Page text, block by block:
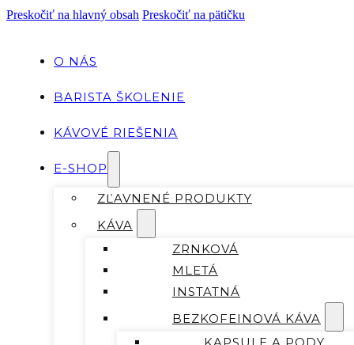
Preskočiť na hlavný obsah Preskočiť na pätičku
O NÁS
BARISTA ŠKOLENIE
KÁVOVÉ RIEŠENIA
E-SHOP
ZĽAVNENÉ PRODUKTY
KÁVA
ZRNKOVÁ
MLETÁ
INSTATNÁ
BEZKOFEINOVÁ KÁVA